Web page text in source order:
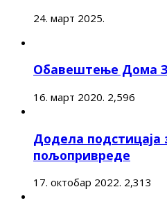
24. март 2025.
Обавештење Дома
16. март 2020. 2,596
Додела подстицаја
пољопривреде
17. октобар 2022. 2,313